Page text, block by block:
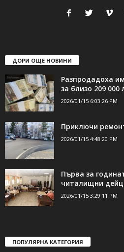
ДОРИ ОЩЕ НОВИНИ
Разпродадоха
за близо 209 000
2026/01/15 6:03:26 PM
Приключи
2026/01/15 4:48:20 PM
Първа за
читалищни
2026/01/15 3:29:11 PM
ПОПУЛЯРНА КАТЕГОРИЯ